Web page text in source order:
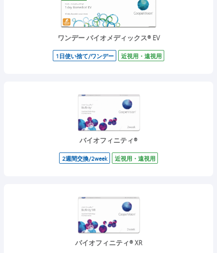
ワンデー バイオメディックス® EV
1日使い捨て/ワンデー 近視用・遠視用
バイオフィニティ®
2週間交換/2week 近視用・遠視用
バイオフィニティ® XR